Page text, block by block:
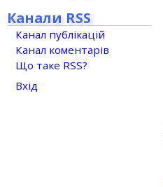
Канали RSS
Канал публікацій
Канал коментарів
Що таке RSS?
Вхід